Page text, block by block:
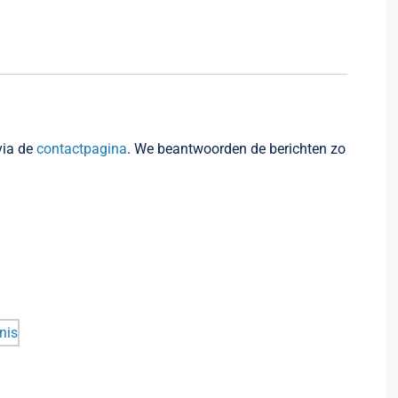
decontactpagina. We beantwoorden de berichten zo